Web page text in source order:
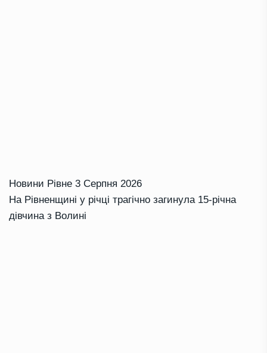
Новини Рівне 3 Серпня 2026
На Рівненщині у річці трагічно загинула 15-річна
дівчина з Волині